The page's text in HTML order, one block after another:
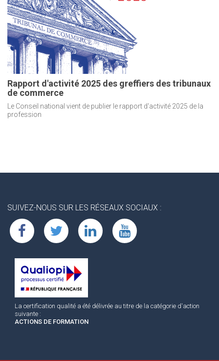
Rapport d'activité 2025 des greffiers des tribunaux
de commerce
Le Conseil national vient de publier le rapport d'activité 2025 de la
profession
SUIVEZ-NOUS SUR LES RÉSEAUX SOCIAUX :
La certification qualité a été délivrée au titre de la catégorie d'action
suivante :
ACTIONS DE FORMATION